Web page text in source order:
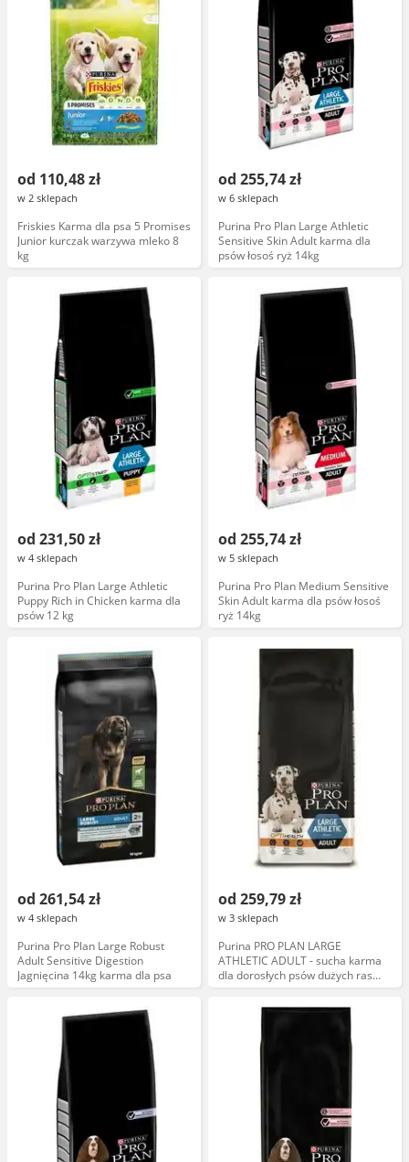
od 110,48 zł
w 2 sklepach
Friskies Karma dla psa 5 Promises
Junior kurczak warzywa mleko 8
kg
od 255,74 zł
w 6 sklepach
Purina Pro Plan Large Athletic
Sensitive Skin Adult karma dla
psów łosoś ryż 14kg
od 231,50 zł
w 4 sklepach
Purina Pro Plan Large Athletic
Puppy Rich in Chicken karma dla
psów 12 kg
od 255,74 zł
w 5 sklepach
Purina Pro Plan Medium Sensitive
Skin Adult karma dla psów łosoś
ryż 14kg
od 261,54 zł
w 4 sklepach
Purina Pro Plan Large Robust
Adult Sensitive Digestion
Jagnięcina 14kg karma dla psa
od 259,79 zł
w 3 sklepach
Purina PRO PLAN LARGE
ATHLETIC ADULT - sucha karma
dla dorosłych psów dużych ras
14kg